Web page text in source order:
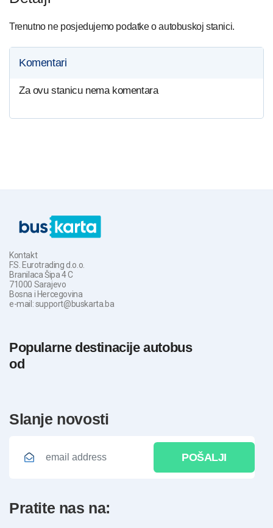
Trenutno ne posjedujemo podatke o autobuskoj stanici.
Komentari
Za ovu stanicu nema komentara
Kontakt
F.S. Eurotrading d.o.o.
Branilaca Šipa 4 C
71000 Sarajevo
Bosna i Hercegovina
e-mail: support@buskarta.ba
Popularne destinacije autobus
od
slanje novosti
POŠALJI
pratite nas na: